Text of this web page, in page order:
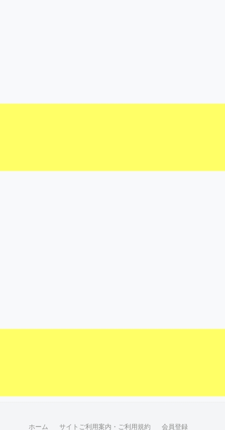
ホーム サイトご利用案内・ご利用規約 会員登録